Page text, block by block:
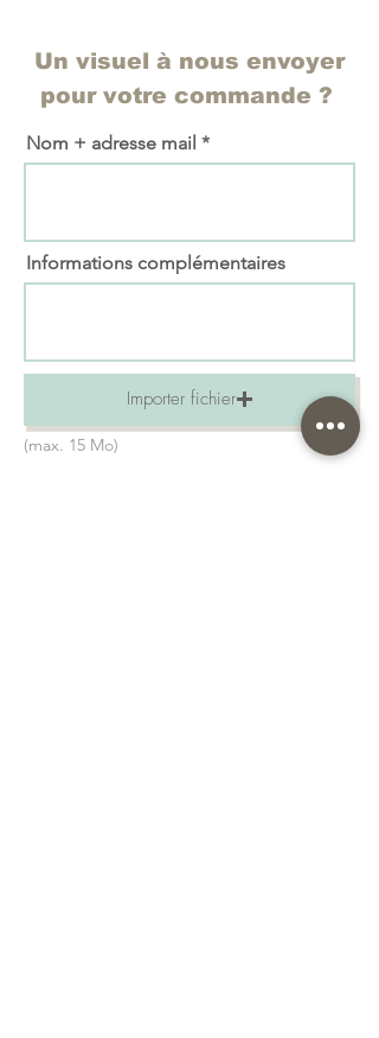
Un visuel à nous envoyer
pour votre commande ?
Nom + adresse mail
Informations complémentaires
Importer fichier
(max. 15 Mo)